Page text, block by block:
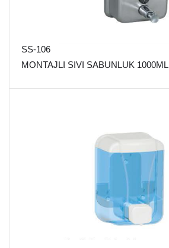
SS-106
MONTAJLI SIVI SABUNLUK 1000ML